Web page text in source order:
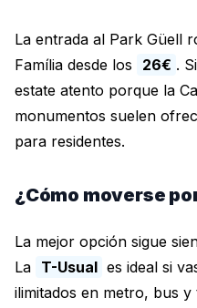
La entrada al Park Güell
Família desde los
26€ .
estate atento porque la
monumentos suelen
para residentes.
¿Cómo moverse
La mejor opción sigue
La T-Usual es ideal si
ilimitados en metro, bus y